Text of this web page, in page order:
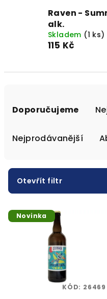
Raven -
alk.
Skladem (1 ks)
115 Kč
r
o
d
Doporučujeme
Nejprodávanější
Otevřít filtr
V
ý Novinka
KÓD: 26469